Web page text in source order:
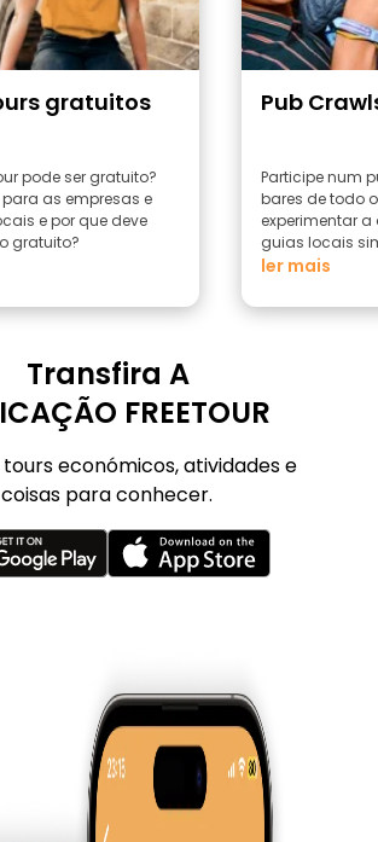
gratuitos
pode ser gratuito?
as empresas e
e por que deve
gratuito?
Pub
Participe num
bares de todo
experimentar
guias locais
ler mais
Transfira A
FREETOUR
tours económicos, atividades e
coisas para conhecer.